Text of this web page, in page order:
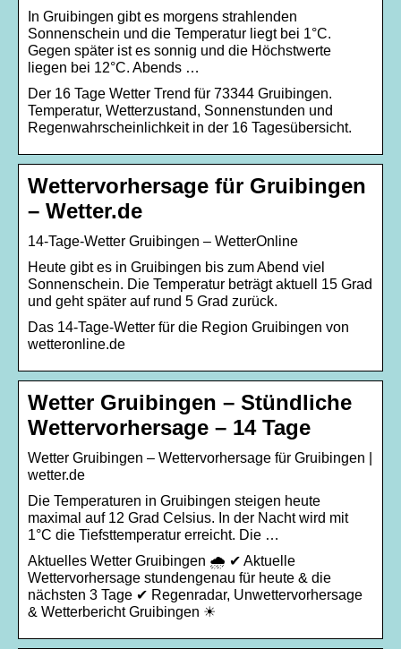
In Gruibingen gibt es morgens strahlenden
Sonnenschein und die Temperatur liegt bei 1°C.
Gegen später ist es sonnig und die Höchstwerte
liegen bei 12°C. Abends …
Der 16 Tage Wetter Trend für 73344 Gruibingen.
Temperatur, Wetterzustand, Sonnenstunden und
Regenwahrscheinlichkeit in der 16 Tagesübersicht.
Wettervorhersage für Gruibingen
– Wetter.de
14-Tage-Wetter Gruibingen – WetterOnline
Heute gibt es in Gruibingen bis zum Abend viel
Sonnenschein. Die Temperatur beträgt aktuell 15 Grad
und geht später auf rund 5 Grad zurück.
Das 14-Tage-Wetter für die Region Gruibingen von
wetteronline.de
Wetter Gruibingen – Stündliche
Wettervorhersage – 14 Tage
Wetter Gruibingen – Wettervorhersage für Gruibingen |
wetter.de
Die Temperaturen in Gruibingen steigen heute
maximal auf 12 Grad Celsius. In der Nacht wird mit
1°C die Tiefsttemperatur erreicht. Die …
Aktuelles Wetter Gruibingen 🌧️ ✔ Aktuelle
Wettervorhersage stundengenau für heute & die
nächsten 3 Tage ✔ Regenradar, Unwettervorhersage
& Wetterbericht Gruibingen ☀